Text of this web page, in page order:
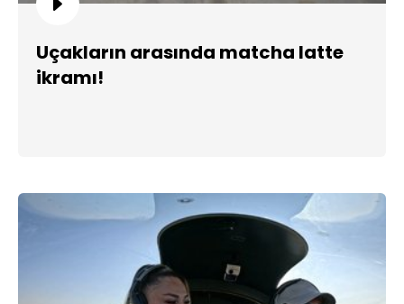
Uçakların arasında matcha latte
ikramı!